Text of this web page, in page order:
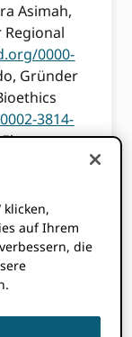
Asimah,
0000-
Gründer
3814-
0978-
ORCID
klicken,
auf Ihrem
die